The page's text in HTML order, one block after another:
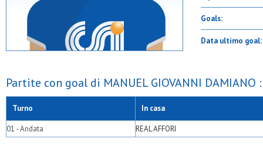
Goals:
Data ultimo goal:
Partite con goal di MANUEL GIOVANNI DAMIANO :
Turno In casa
01 - Andata REAL AFFORI